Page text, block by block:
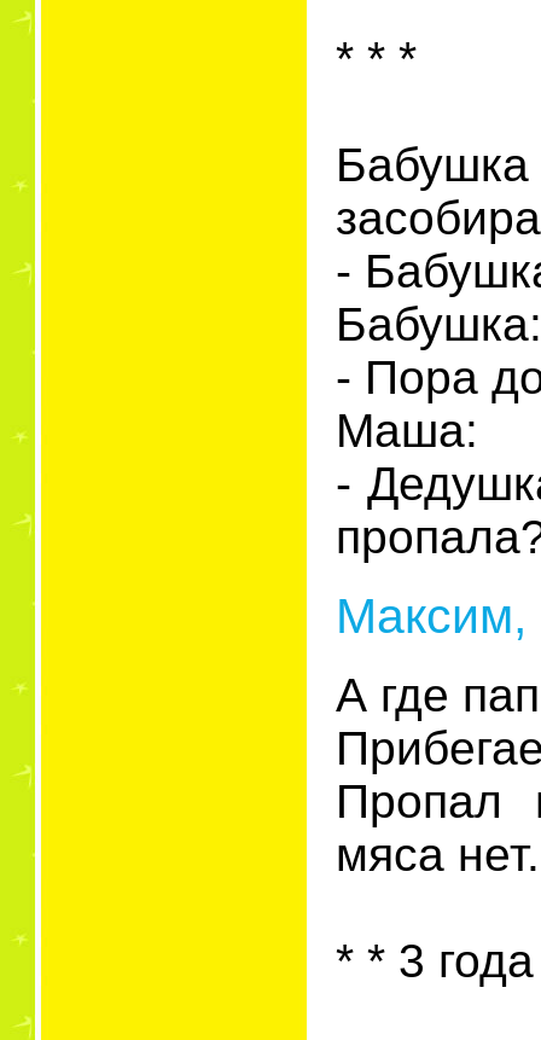
* * *
-
Бабушка:
- Пора
Маша:
-
Максим,
А где
Пропал
мяса
* * 3